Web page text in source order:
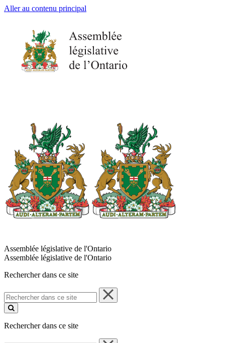
Aller au contenu principal
Assemblée législative de l'Ontario
Assemblée législative de l'Ontario
Rechercher dans ce site
Rechercher
dans
ce
Rechercher dans ce site